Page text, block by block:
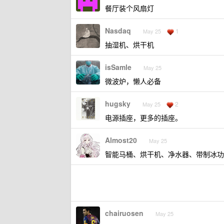
餐厅装个风扇灯
Nasdaq May 25 1
抽湿机、烘干机
isSamle May 25
微波炉，懒人必备
hugsky May 25 2
电源插座，更多的插座。
Almost20 May 25
智能马桶、烘干机、净水器、带制冰
chairuosen May 25